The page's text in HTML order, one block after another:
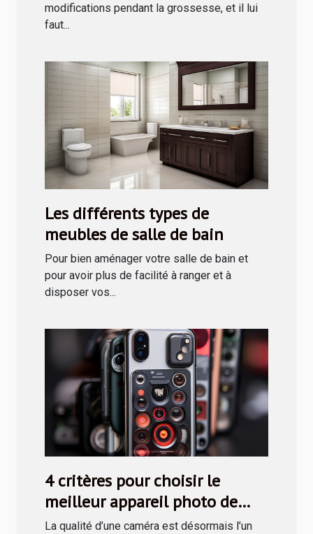
modifications pendant la grossesse, et il lui
faut...
Les différents types de
meubles de salle de bain
Pour bien aménager votre salle de bain et
pour avoir plus de facilité à ranger et à
disposer vos...
4 critères pour choisir le
meilleur appareil photo de
téléphone
La qualité d’une caméra est désormais l’un